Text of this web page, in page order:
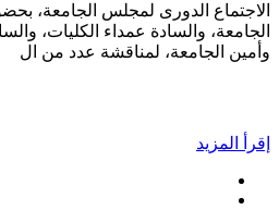
الاجتماع الدورى لمجلس الجامعة،
الجامعة، والسادة عمداء الكليات،
وأمين الجامعة، لمناقشة عدد من ال
إقرأ المزيد